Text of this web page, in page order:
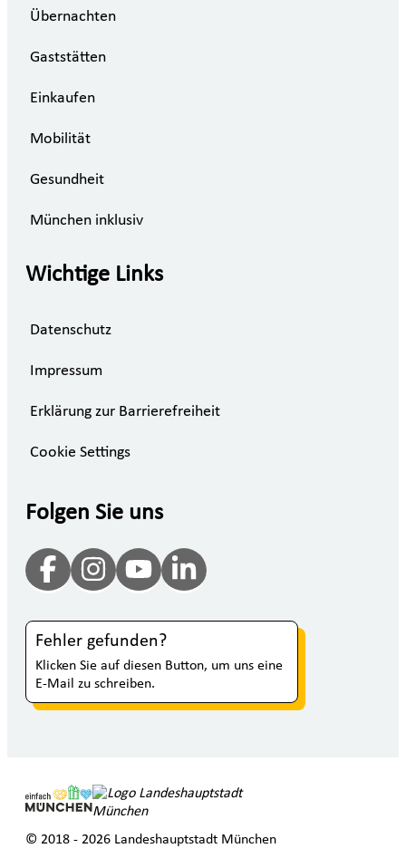
Übernachten
Gaststätten
Einkaufen
Mobilität
Gesundheit
München inklusiv
Wichtige Links
Datenschutz
Impressum
Erklärung zur Barrierefreiheit
Cookie Settings
Folgen Sie uns
Fehler gefunden?
Klicken Sie auf diesen Button, um uns eine
E-Mail zu schreiben.
© 2018 - 2026 Landeshauptstadt München